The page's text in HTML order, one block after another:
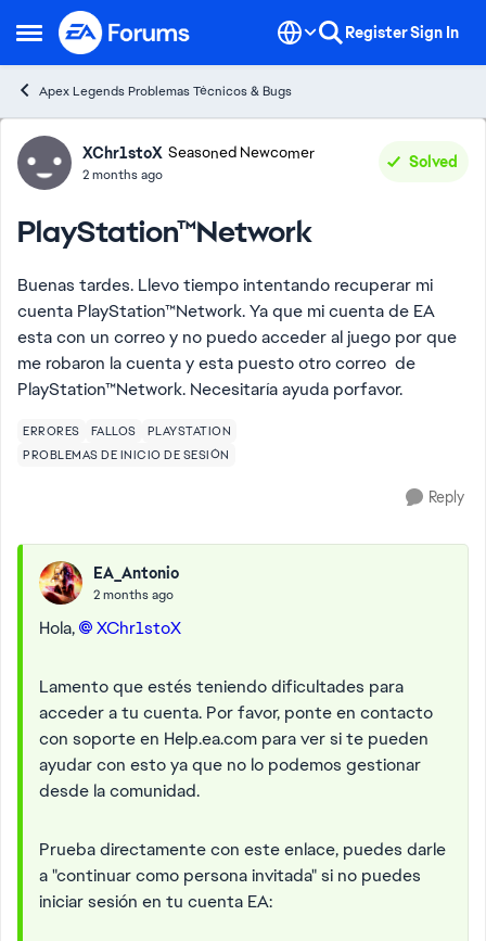
Open Side Menu
Skip to content RegisterSign In
Apex Legends Problemas Técnicos & Bugs
Forum Discussion
XChr1stoX Seasoned Newcomer
2 months ago
Solved
PlayStation™Network
Buenas tardes. Llevo tiempo intentando recuperar mi
cuenta PlayStation™Network. Ya que mi cuenta de EA
esta con un correo y no puedo acceder al juego por que
me robaron la cuenta y esta puesto otro correo de
PlayStation™Network. Necesitaría ayuda porfavor.
ERRORES FALLOS
PLAYSTATION
PROBLEMAS DE INICIO DE SESIÓN
Reply
EA_Antonio
2 months ago
Hola, XChr1stoX​
Lamento que estés teniendo dificultades para
acceder a tu cuenta. Por favor, ponte en contacto
con soporte en Help.ea.com para ver si te pueden
ayudar con esto ya que no lo podemos gestionar
desde la comunidad.
Prueba directamente con este enlace, puedes darle
a "continuar como persona invitada" si no puedes
iniciar sesión en tu cuenta EA: